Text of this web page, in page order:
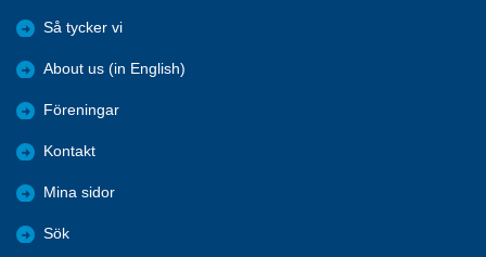
Så tycker vi
About us (in English)
Föreningar
Kontakt
Mina sidor
Sök